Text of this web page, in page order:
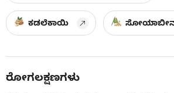
ಕಡಲೆಕಾಯಿ
ರೋಗಲಕ್ಷಣಗಳು